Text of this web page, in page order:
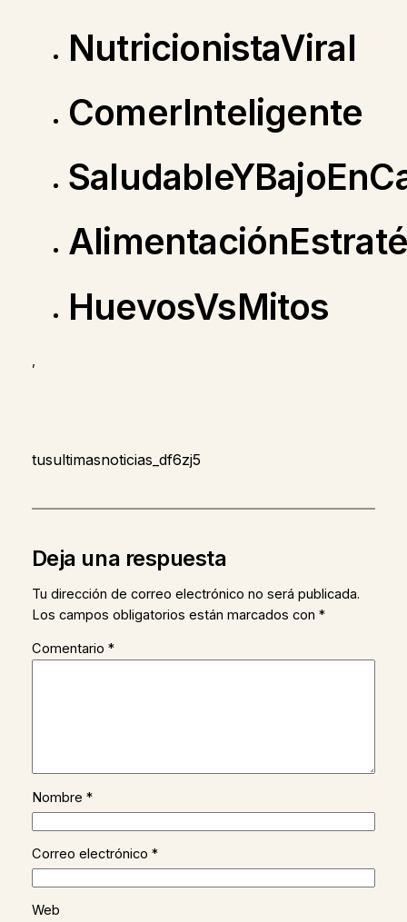
NutricionistaViral
ComerInteligente
HuevosVsMitos
,
tusultimasnoticias_df6zj5
Deja una respuesta
Tu dirección de correo electrónico no será publicada.
Los campos obligatorios están marcados con *
Comentario *
Nombre *
Correo electrónico *
Web